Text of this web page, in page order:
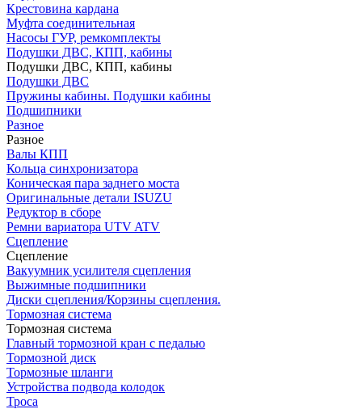
Крестовина кардана
Муфта соединительная
Насосы ГУР, ремкомплекты
Подушки ДВС, КПП, кабины
Подушки ДВС, КПП, кабины
Подушки ДВС
Пружины кабины. Подушки кабины
Подшипники
Разное
Разное
Валы КПП
Кольца синхронизатора
Коническая пара заднего моста
Оригинальные детали ISUZU
Редуктор в сборе
Ремни вариатора UTV ATV
Сцепление
Сцепление
Вакуумник усилителя сцепления
Выжимные подшипники
Диски сцепления/Корзины сцепления.
Тормозная система
Тормозная система
Главный тормозной кран с педалью
Тормозной диск
Тормозные шланги
Устройства подвода колодок
Троса